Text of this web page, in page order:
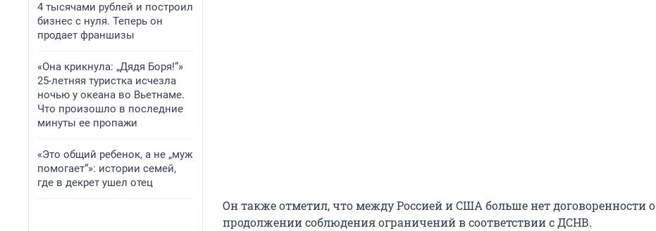
4 тысячами рублей и построил
бизнес с нуля. Теперь он
продает франшизы
«Она крикнула: „Дядя Боря!“»
25-летняя туристка исчезла
ночью у океана во Вьетнаме.
Что произошло в последние
минуты ее пропажи
«Это общий ребенок, а не „муж
помогает“»: истории семей,
где в декрет ушел отец
Он также отметил, что между Россией и США больше нет договоренности о
продолжении соблюдения ограничений в соответствии с ДСНВ.